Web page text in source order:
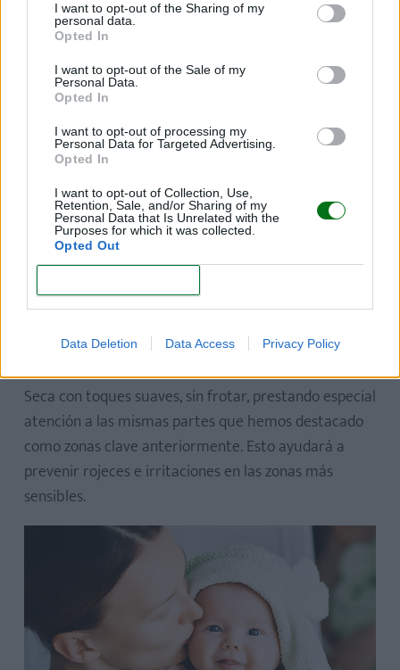
I want to opt-out of the Sharing of my
personal data.
Opted In
I want to opt-out of the Sale of my
Personal Data.
Opted In
I want to opt-out of processing my
Personal Data for Targeted Advertising.
Opted In
I want to opt-out of Collection, Use,
Retention, Sale, and/or Sharing of my
Personal Data that Is Unrelated with the
Purposes for which it was collected.
Opted Out
Data Deletion Data Access Privacy Policy
atrás, aplica una pequeña cantidad de shampoo y
enjuaga con cuidado, evitando que el agua o el jabón
entren en sus ojos.
restos de jabón en el cuerpo ni en la cabeza del bebé.
Usa siempre agua limpia para enjuagar.
5. Secado delicado para evitar
irritaciones
agua con delicadeza y envuélvelo inmediatamente en
una toalla suave, cubriéndole la cabeza para
conservar el calor.
Seca con toques suaves, sin frotar, prestando especial
atención a las mismas partes que hemos destacado
como zonas clave anteriormente. Esto ayudará a
prevenir rojeces e irritaciones en las zonas más
sensibles.